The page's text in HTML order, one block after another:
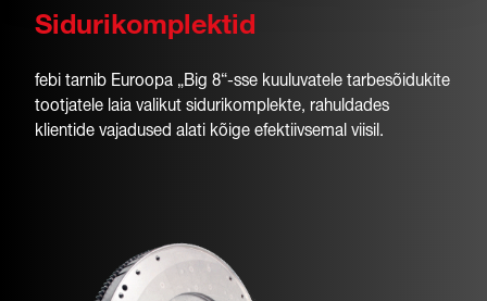
Sidurikomplektid
febi tarnib Euroopa „Big 8“-sse kuuluvatele tarbesõidukite
tootjatele laia valikut sidurikomplekte, rahuldades
klientide vajadused alati kõige efektiivsemal viisil.